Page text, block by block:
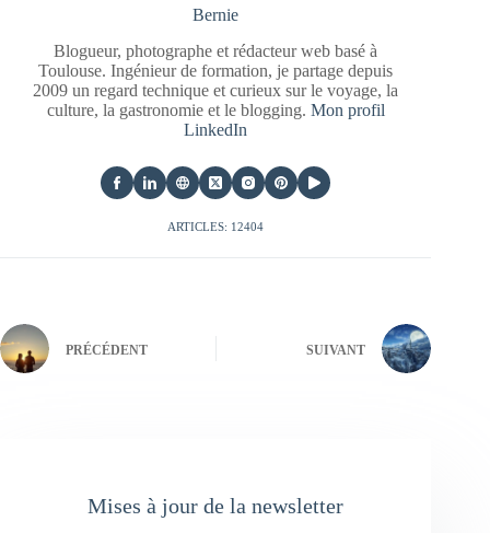
Bernie
Blogueur, photographe et rédacteur web basé à
Toulouse. Ingénieur de formation, je partage depuis
2009 un regard technique et curieux sur le voyage, la
culture, la gastronomie et le blogging. Mon profil
LinkedIn
ARTICLES: 12404
PRÉCÉDENT SUIVANT
Mises à jour de la newsletter